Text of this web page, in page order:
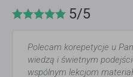
5/5
Polecam korepetycje u
wiedzą i świetnym
wspólnym lekcjom